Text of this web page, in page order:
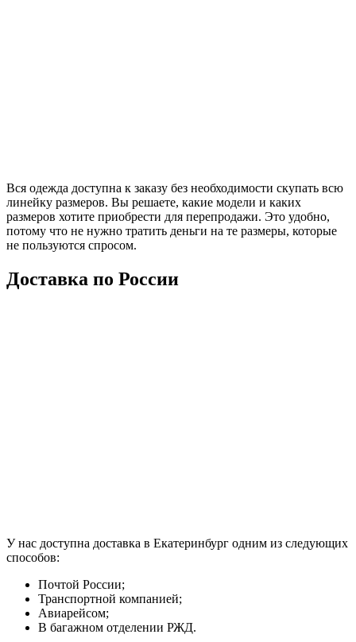
Вся одежда доступна к заказу без необходимости скупать всю
линейку размеров. Вы решаете, какие модели и каких
размеров хотите приобрести для перепродажи. Это удобно,
потому что не нужно тратить деньги на те размеры, которые
не пользуются спросом.
Доставка по России
У нас доступна доставка в Екатеринбург одним из следующих
способов:
Почтой России;
Транспортной компанией;
Авиарейсом;
В багажном отделении РЖД.